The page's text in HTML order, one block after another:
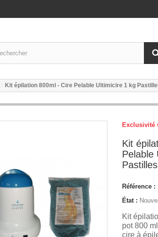
Kit épilation 800ml - Cire Pelable Ultimicire 1 kg
Exclusivité
Kit
Pelable
Pastilles
Référence :
État :
Kit
pot 800
cire à